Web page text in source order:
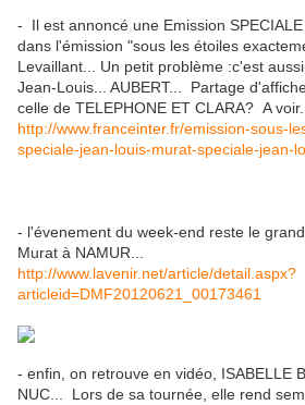
- Il est annoncé une Emission
dans l'émission "sous les étoiles
Levaillant... Un petit problème :c'est
Jean-Louis... AUBERT... Partage
celle de TELEPHONE ET CLARA? A
http://www.franceinter.fr/emission-sous-
speciale-jean-louis-murat-speciale-jean-
- l'évenement du week-end reste le
Murat à NAMUR...
http://www.lavenir.net/article/detail.aspx?
articleid=DMF20120621_00173461
- enfin, on retrouve en vidéo, ISABELLE
NUC... Lors de sa tournée, elle rend